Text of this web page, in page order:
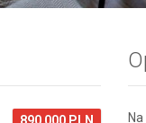
890 000 PLN